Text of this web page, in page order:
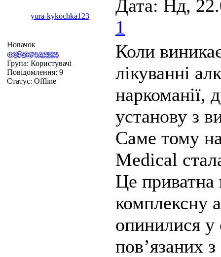
yura-kykochka123
Дата: Нд,
1
Новачок
Група: Користувачі
Повідомлення: 9
Статус: Offline
Коли
лікуванні
наркоманії,
установу з
Саме тому
Medical
Це приватна
комплексну
опинилися у
пов’язаних